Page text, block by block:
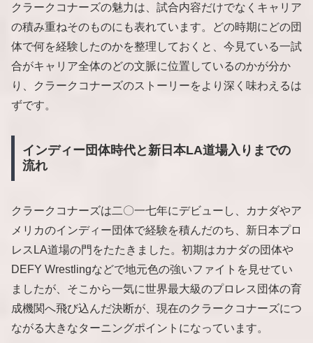
クラークコナーズの魅力は、試合内容だけでなくキャリア
の積み重ねそのものにも表れています。どの時期にどの団
体で何を経験したのかを整理しておくと、今見ている一試
合がキャリア全体のどの文脈に位置しているのかが分か
り、クラークコナーズのストーリーをより深く味わえるは
ずです。
インディー団体時代と新日本LA道場入りまでの
流れ
クラークコナーズは二〇一七年にデビューし、カナダやア
メリカのインディー団体で経験を積んだのち、新日本プロ
レスLA道場の門をたたきました。初期はカナダの団体や
DEFY Wrestlingなどで地元色の強いファイトを見せてい
ましたが、そこから一気に世界最大級のプロレス団体の育
成機関へ飛び込んだ決断が、現在のクラークコナーズにつ
ながる大きなターニングポイントになっています。